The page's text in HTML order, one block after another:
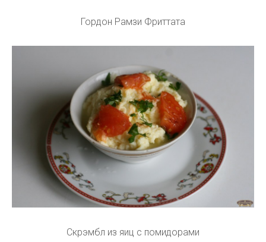
Гордон Рамзи Фриттата
Скрэмбл из яиц с помидорами